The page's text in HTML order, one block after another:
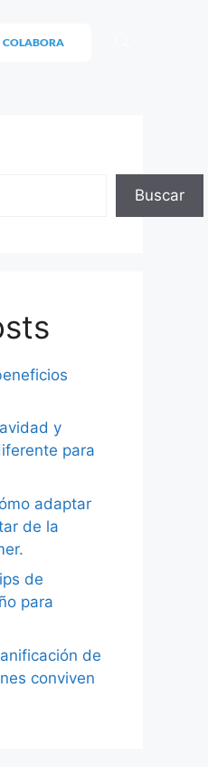
COLABORA
Buscar
y
para
adaptar
de la
de
para
de
conviven